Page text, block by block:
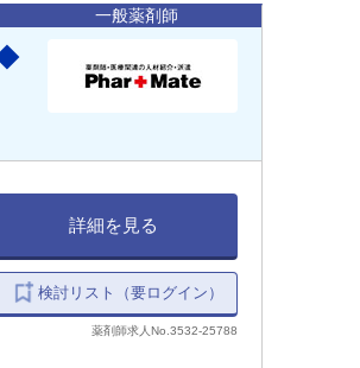
一般薬剤師
詳細を見る
検討リスト（要ログイン）
薬剤師求人No.3532-25788